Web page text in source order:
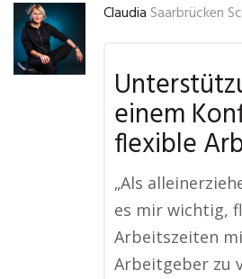
Claudia Saarbrücken
einem
flexible
„Als
es mir wichtig,
Arbeitszeiten
Arbeitgeber zu